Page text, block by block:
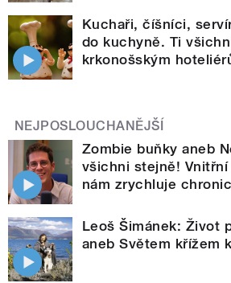
Kuchaři, číšníci,
do kuchyně. Ti
krkonošským
NEJPOSLOUCHANĚJŠÍ
Zombie buňky aneb
všichni stejně!
nám zrychluje
Leoš Šimánek: Život
aneb Světem křížem